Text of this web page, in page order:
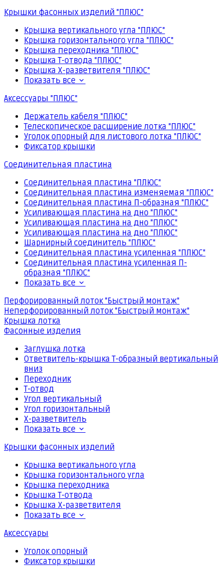
Крышки фасонных изделий "ПЛЮС"
Крышка вертикального угла "ПЛЮС"
Крышка горизонтального угла "ПЛЮС"
Крышка переходника "ПЛЮС"
Крышка Т-отвода "ПЛЮС"
Крышка Х-разветвителя "ПЛЮС"
Показать все
Аксессуары "ПЛЮС"
Держатель кабеля "ПЛЮС"
Телескопическое расширение лотка "ПЛЮС"
Уголок опорный для листового лотка "ПЛЮС"
Фиксатор крышки
Соединительная пластина
Соединительная пластина "ПЛЮС"
Соединительная пластина изменяемая "ПЛЮС"
Соединительная пластина П-образная "ПЛЮС"
Усиливающая пластина на дно "ПЛЮС"
Усиливающая пластина на дно "ПЛЮС"
Усиливающая пластина на дно "ПЛЮС"
Шарнирный соединитель "ПЛЮС"
Соединительная пластина усиленная "ПЛЮС"
Соединительная пластина усиленная П-
образная "ПЛЮС"
Показать все
Перфорированный лоток "Быстрый монтаж"
Неперфорированный лоток "Быстрый монтаж"
Крышка лотка
Фасонные изделия
Заглушка лотка
Ответвитель-крышка Т-образный вертикальный
вниз
Переходник
Т-отвод
Угол вертикальный
Угол горизонтальный
Х-разветвитель
Показать все
Крышки фасонных изделий
Крышка вертикального угла
Крышка горизонтального угла
Крышка переходника
Крышка Т-отвода
Крышка Х-разветвителя
Показать все
Аксессуары
Уголок опорный
Фиксатор крышки